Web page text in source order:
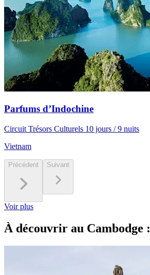
Parfums d’Indochine
Circuit Trésors Culturels 10 jours / 9 nuits
Vietnam
Précédent Suivant
Voir plus
À découvrir au Cambodge :